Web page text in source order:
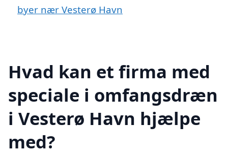
byer nær Vesterø Havn
Hvad kan et firma med
speciale i omfangsdræn
i Vesterø Havn hjælpe
med?